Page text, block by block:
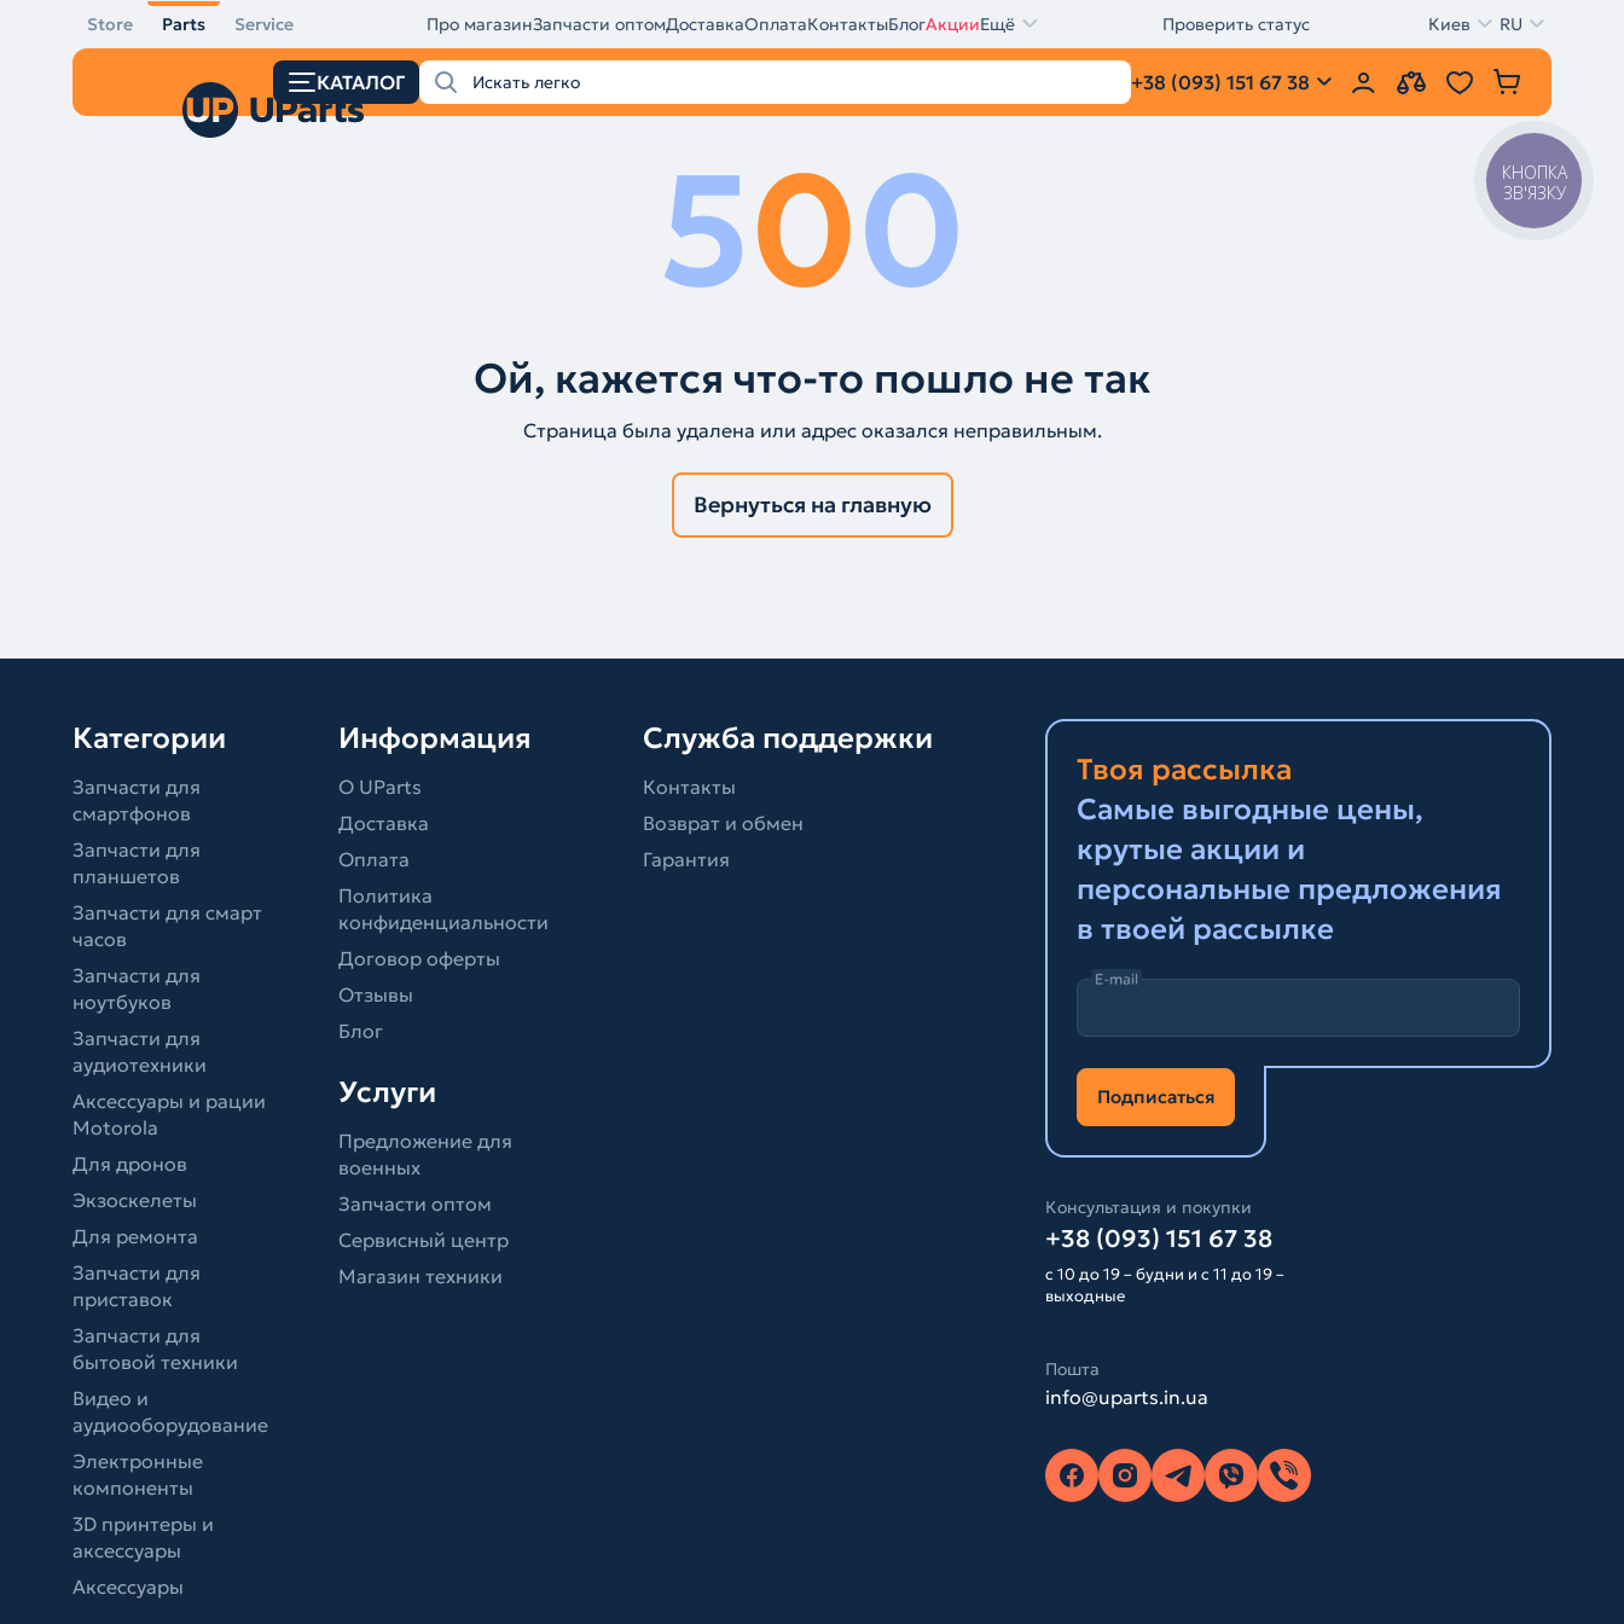
Store Parts Service Про магазинЗапчасти оптомДоставкаОплатаКонтактыБлогАкцииЕщё Проверить статус Киев RU
КАТАЛОГ +38 (093) 151 67 38
500
Ой, кажется что-то пошло не так
Страница была удалена или адрес оказался неправильным.
Вернуться на главную
Категории
Запчасти для
смартфонов
Запчасти для
планшетов
Запчасти для смарт
часов
Запчасти для
ноутбуков
Запчасти для
аудиотехники
Аксессуары и рации
Motorola
Для дронов
Экзоскелеты
Для ремонта
Запчасти для
приставок
Запчасти для
бытовой техники
Видео и
аудиооборудование
Электронные
компоненты
3D принтеры и
аксессуары
Аксессуары
Информация
О UParts
Доставка
Оплата
Политика
конфиденциальности
Договор оферты
Отзывы
Блог
Услуги
Предложение для
военных
Запчасти оптом
Сервисный центр
Магазин техники
Служба поддержки
Контакты
Возврат и обмен
Гарантия
Твоя рассылка
Самые выгодные цены,
крутые акции и
персональные предложения
в твоей рассылке
E-mail
Подписаться
Консультация и покупки
+38 (093) 151 67 38
с 10 до 19 – будни и с 11 до 19 –
выходные
Пошта
info@uparts.in.ua
КНОПКА
ЗВ'ЯЗКУ